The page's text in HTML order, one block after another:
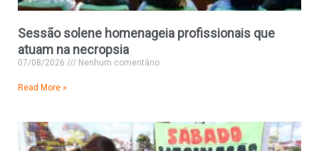
Sessão solene homenageia profissionais que
atuam na necropsia
07/08/2026 Nenhum comentário
Read More »